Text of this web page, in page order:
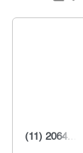
(11) 2064...